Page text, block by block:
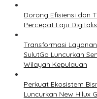
Dorong Efisiensi dan
Percepat Laju
Transformasi
SulutGo Luncurkan
Wilayah Kepulauan
Perkuat Ekosistem
Luncurkan New Hilux